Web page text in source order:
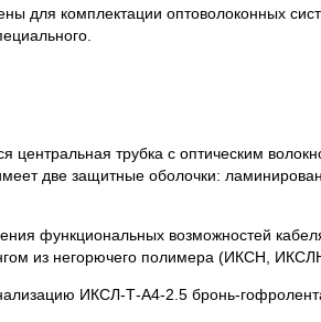
для комплектации оптоволоконных
центральная трубка с оптическим
две защитные оболочки:
функциональных возможностей
из негорючего полимера (ИКСН,
ИКСЛ-Т-А4-2.5 бронь-